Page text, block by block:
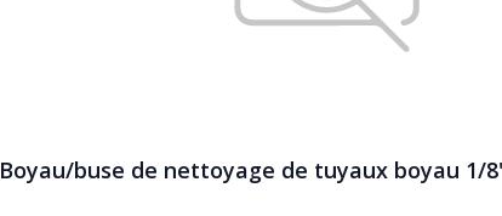
Boyau/buse de nettoyage de tuyaux boyau 1/